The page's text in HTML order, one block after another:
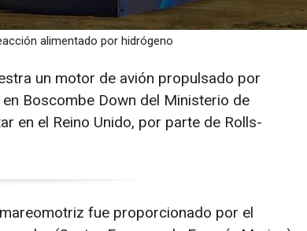
alimentado por hidrógeno
un motor de avión propulsado por
Boscombe Down del Ministerio de
en el Reino Unido, por parte de Rolls-
fue proporcionado por el